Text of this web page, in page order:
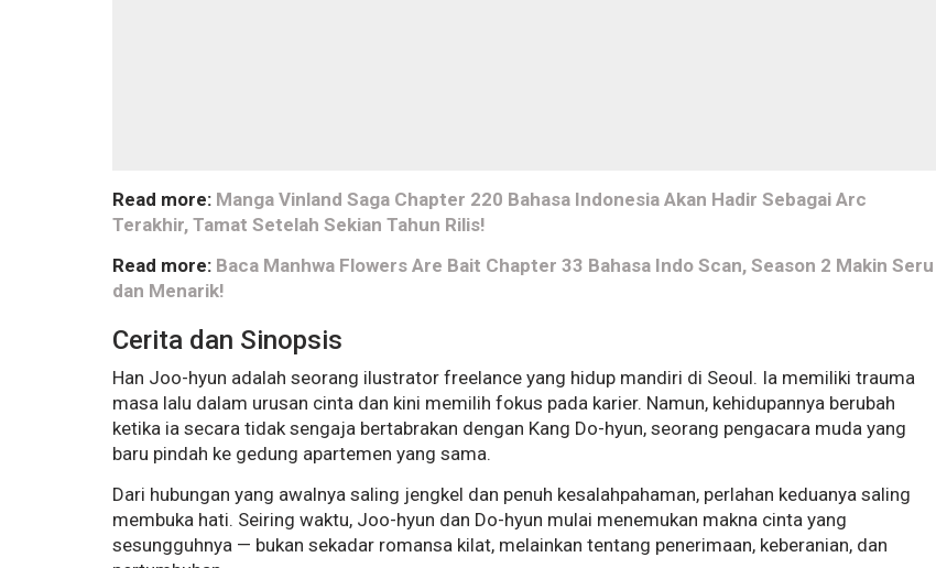
Read more: Manga Vinland Saga Chapter 220 Bahasa Indonesia Akan Hadir Sebagai Arc
Terakhir, Tamat Setelah Sekian Tahun Rilis!
Read more: Baca Manhwa Flowers Are Bait Chapter 33 Bahasa Indo Scan, Season 2 Makin Seru
dan Menarik!
Cerita dan Sinopsis
Han Joo-hyun adalah seorang ilustrator freelance yang hidup mandiri di Seoul. Ia memiliki trauma
masa lalu dalam urusan cinta dan kini memilih fokus pada karier. Namun, kehidupannya berubah
ketika ia secara tidak sengaja bertabrakan dengan Kang Do-hyun, seorang pengacara muda yang
baru pindah ke gedung apartemen yang sama.
Dari hubungan yang awalnya saling jengkel dan penuh kesalahpahaman, perlahan keduanya saling
membuka hati. Seiring waktu, Joo-hyun dan Do-hyun mulai menemukan makna cinta yang
sesungguhnya — bukan sekadar romansa kilat, melainkan tentang penerimaan, keberanian, dan